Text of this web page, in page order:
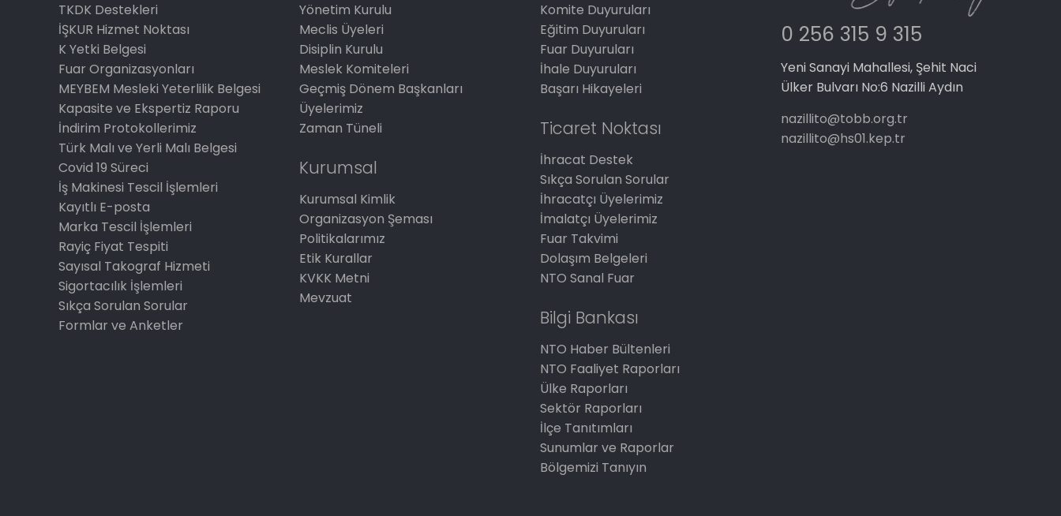
TKDK Destekleri
İŞKUR Hizmet Noktası
K Yetki Belgesi
Fuar Organizasyonları
MEYBEM Mesleki Yeterlilik Belgesi
Kapasite ve Ekspertiz Raporu
İndirim Protokollerimiz
Türk Malı ve Yerli Malı Belgesi
Covid 19 Süreci
İş Makinesi Tescil İşlemleri
Kayıtlı E-posta
Marka Tescil İşlemleri
Rayiç Fiyat Tespiti
Sayısal Takograf Hizmeti
Sigortacılık İşlemleri
Sıkça Sorulan Sorular
Formlar ve Anketler
Yönetim Kurulu
Meclis Üyeleri
Disiplin Kurulu
Meslek Komiteleri
Geçmiş Dönem Başkanları
Üyelerimiz
Zaman Tüneli
Kurumsal
Kurumsal Kimlik
Organizasyon Şeması
Politikalarımız
Etik Kurallar
KVKK Metni
Mevzuat
Komite Duyuruları
Eğitim Duyuruları
Fuar Duyuruları
İhale Duyuruları
Başarı Hikayeleri
Ticaret Noktası
İhracat Destek
Sıkça Sorulan Sorular
İhracatçı Üyelerimiz
İmalatçı Üyelerimiz
Fuar Takvimi
Dolaşım Belgeleri
NTO Sanal Fuar
Bilgi Bankası
NTO Haber Bültenleri
NTO Faaliyet Raporları
Ülke Raporları
Sektör Raporları
İlçe Tanıtımları
Sunumlar ve Raporlar
Bölgemizi Tanıyın
0 256 315 9 315
Yeni Sanayi Mahallesi, Şehit Naci
Ülker Bulvarı No:6 Nazilli Aydın
nazillito@tobb.org.tr
nazillito@hs01.kep.tr